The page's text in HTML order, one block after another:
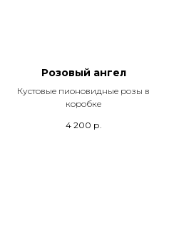
Розовый ангел
Кустовые пионовидные розы в
коробке
4 200 р.